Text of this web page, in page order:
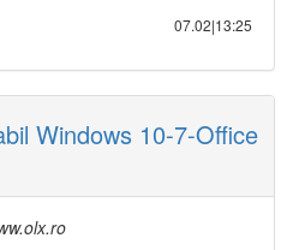
07.02|13:25
Windows 10-7-Office